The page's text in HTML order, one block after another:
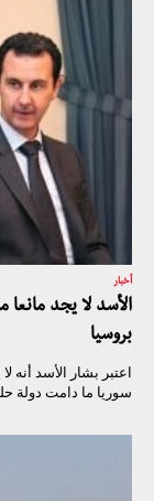
أخبار
الأسد لا يجد
بروسيا
اعتبر بشار الأسد
سوريا ما دامت دولة